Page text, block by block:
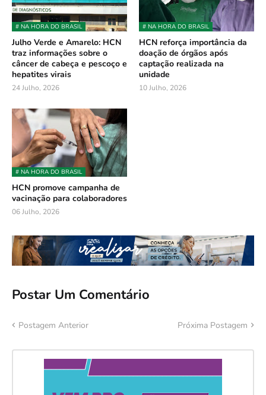
# NA HORA DO BRASIL
Julho Verde e Amarelo: HCN
traz informações sobre o
câncer de cabeça e pescoço e
hepatites virais
24 Julho, 2026
# NA HORA DO BRASIL
HCN reforça importância da
doação de órgãos após
captação realizada na
unidade
10 Julho, 2026
# NA HORA DO BRASIL
HCN promove campanha de
vacinação para colaboradores
06 Julho, 2026
Postar Um Comentário
Postagem Anterior Próxima Postagem